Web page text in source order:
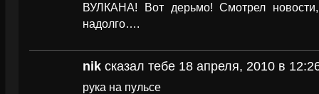
ВУЛКАНА! Вот дерьмо! Смотрел
надолго….
nik сказал тебе 18 апреля, 2010 в
рука на пульсе